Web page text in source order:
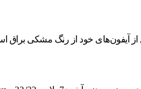
از آیفون‌های خود از رنگ مشکی براق